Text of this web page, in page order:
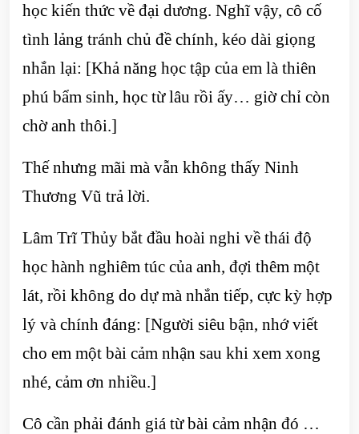
học kiến thức về đại dương. Nghĩ vậy, cô cố
tình lảng tránh chủ đề chính, kéo dài giọng
nhắn lại: [Khả năng học tập của em là thiên
phú bẩm sinh, học từ lâu rồi ấy… giờ chỉ còn
chờ anh thôi.]
Thế nhưng mãi mà vẫn không thấy Ninh
Thương Vũ trả lời.
Lâm Trĩ Thủy bắt đầu hoài nghi về thái độ
học hành nghiêm túc của anh, đợi thêm một
lát, rồi không do dự mà nhắn tiếp, cực kỳ hợp
lý và chính đáng: [Người siêu bận, nhớ viết
cho em một bài cảm nhận sau khi xem xong
nhé, cảm ơn nhiều.]
Cô cần phải đánh giá từ bài cảm nhận đó …